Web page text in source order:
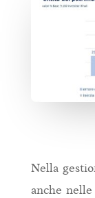
Nella
anche